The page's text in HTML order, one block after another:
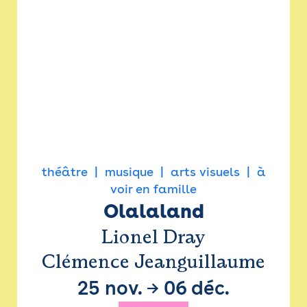
théâtre musique arts visuels
à
voir en famille
Olalaland
Lionel Dray
Clémence Jeanguillaume
25 nov. → 06 déc.